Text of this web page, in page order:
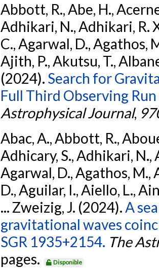
Abbott, R., Abe, H.,
Adhikari, N., Adhikari, R.
C., Agarwal, D., Agathos,
Ajith, P., Akutsu, T.,
(2024). Search for
Full Third Observing
Astrophysical Journal,
Abac, A., Abbott, R.,
Adhicary, S., Adhikari, N.,
Agarwal, D., Agathos, M.,
D., Aguilar, I., Aiello, L.,
... Zweizig, J. (2024). A
gravitational waves
SGR 1935+2154. The
pages.
Disponible